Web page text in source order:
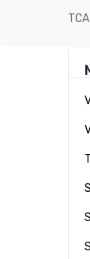
TCA